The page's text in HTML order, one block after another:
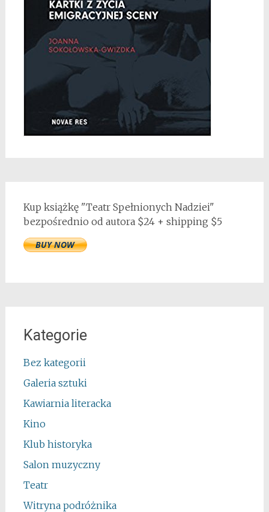
Kup książkę "Teatr Spełnionych Nadziei"
bezpośrednio od autora $24 + shipping $5
Kategorie
Bez kategorii
Galeria sztuki
Kawiarnia literacka
Kino
Klub historyka
Salon muzyczny
Teatr
Witryna podróżnika